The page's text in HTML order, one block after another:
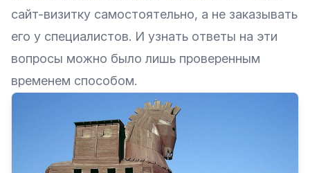
сайт-визитку самостоятельно, а не заказывать
его у специалистов. И узнать ответы на эти
вопросы можно было лишь проверенным
временем способом.